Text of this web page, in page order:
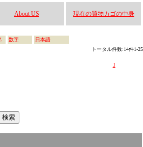
About US 現在の買物カゴの中身
数字
日本語
トータル件数:14件1-25
1